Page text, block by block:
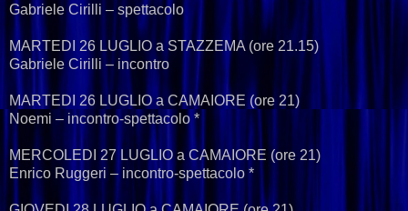
Gabriele Cirilli – spettacolo
MARTEDI 26 LUGLIO a STAZZEMA (ore 21.15)
Gabriele Cirilli – incontro
MARTEDI 26 LUGLIO a CAMAIORE (ore 21)
Noemi – incontro-spettacolo *
MERCOLEDI 27 LUGLIO a CAMAIORE (ore 21)
Enrico Ruggeri – incontro-spettacolo *